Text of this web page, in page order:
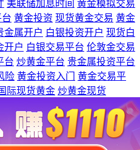
美联储加息时间 黄金模拟交易
黄金投资 现货黄金交易 黄金
金属开户 白银投资开户 现货白
开户 白银交易平台 伦敦金交易
台 炒黄金平台 贵金属投资平台
险 黄金投资入门
黄金交易平
际现货黄金 炒黄金现货